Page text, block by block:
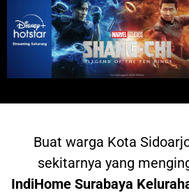
Buat warga Kota
sekitarnya yang
IndiHome Surabaya